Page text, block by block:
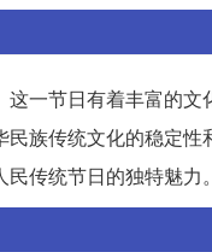
一节日有着丰富的文
族传统文化的稳定
传统节日的独特魅力。